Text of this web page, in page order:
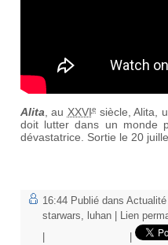
Alita , au XXVIe siècle, Alita,
doit lutter dans un monde
dévastatrice. Sortie le 20
16:44 Publié dans Actualité
starwars
luhan Lien